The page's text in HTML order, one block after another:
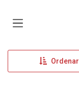
Ordenar